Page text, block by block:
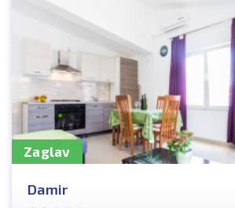
Zaglav
Damir